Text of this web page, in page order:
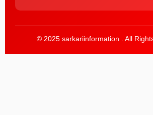
© 2025 sarkariinformation . All